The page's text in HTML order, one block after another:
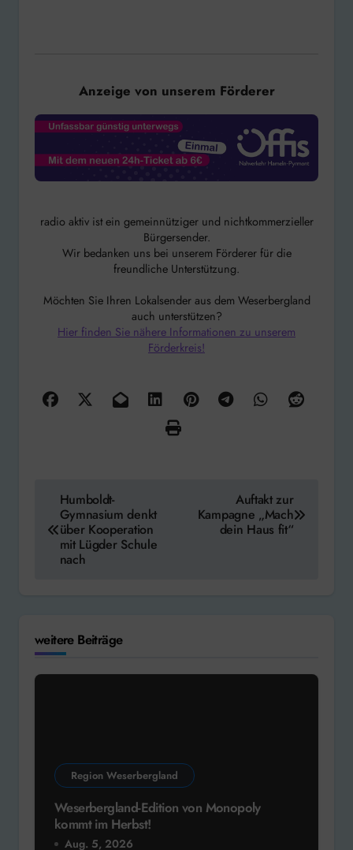
Anzeige von unserem Förderer
radio aktiv ist ein gemeinnütziger und nichtkommerzieller
Bürgersender.
Wir bedanken uns bei unserem Förderer für die
freundliche Unterstützung.
Möchten Sie Ihren Lokalsender aus dem Weserbergland
auch unterstützen?
Hier finden Sie nähere Informationen zu unserem
Förderkreis!
Beitragsnavigation
Humboldt-
Gymnasium denkt
über Kooperation
mit Lügder Schule
nach
Auftakt zur
Kampagne „Mach
dein Haus fit“
weitere Beiträge
Region Weserbergland
Weserbergland-Edition von Monopoly
kommt im Herbst!
Aug. 5, 2026